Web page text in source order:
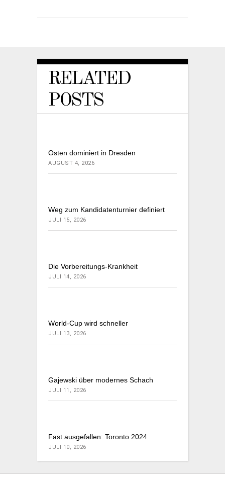
RELATED
POSTS
Osten dominiert in Dresden
AUGUST 4, 2026
Weg zum Kandidatenturnier definiert
JULI 15, 2026
Die Vorbereitungs-Krankheit
JULI 14, 2026
World-Cup wird schneller
JULI 13, 2026
Gajewski über modernes Schach
JULI 11, 2026
Fast ausgefallen: Toronto 2024
JULI 10, 2026